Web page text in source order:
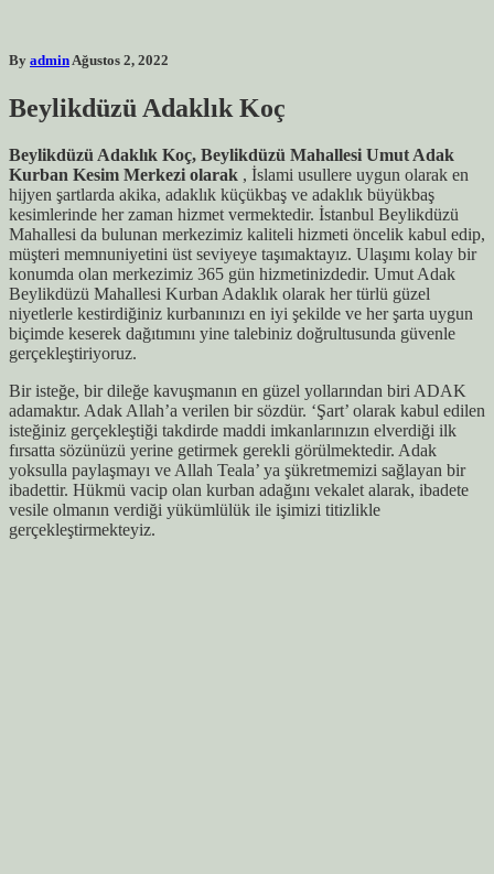
By adminAğustos 2, 2022
Beylikdüzü Adaklık Koç
Beylikdüzü Adaklık Koç, Beylikdüzü Mahallesi Umut Adak
Kurban Kesim Merkezi olarak , İslami usullere uygun olarak en
hijyen şartlarda akika, adaklık küçükbaş ve adaklık büyükbaş
kesimlerinde her zaman hizmet vermektedir. İstanbul Beylikdüzü
Mahallesi da bulunan merkezimiz kaliteli hizmeti öncelik kabul edip,
müşteri memnuniyetini üst seviyeye taşımaktayız. Ulaşımı kolay bir
konumda olan merkezimiz 365 gün hizmetinizdedir. Umut Adak
Beylikdüzü Mahallesi Kurban Adaklık olarak her türlü güzel
niyetlerle kestirdiğiniz kurbanınızı en iyi şekilde ve her şarta uygun
biçimde keserek dağıtımını yine talebiniz doğrultusunda güvenle
gerçekleştiriyoruz.
Bir isteğe, bir dileğe kavuşmanın en güzel yollarından biri ADAK
adamaktır. Adak Allah’a verilen bir sözdür. ‘Şart’ olarak kabul edilen
isteğiniz gerçekleştiği takdirde maddi imkanlarınızın elverdiği ilk
fırsatta sözünüzü yerine getirmek gerekli görülmektedir. Adak
yoksulla paylaşmayı ve Allah Teala’ ya şükretmemizi sağlayan bir
ibadettir. Hükmü vacip olan kurban adağını vekalet alarak, ibadete
vesile olmanın verdiği yükümlülük ile işimizi titizlikle
gerçekleştirmekteyiz.